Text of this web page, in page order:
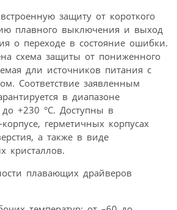
защиту от короткого
плавного выключения и выход
о переходе в состояние ошибки.
схема защиты от пониженного
дли источников питания с
Соответствие заявленным
в диапазоне
+230 °C. Доступны в
герметичных корпусах
а также в виде
кристаллов.
плавающих драйверов